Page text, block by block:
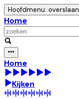
Hoofdmenu: overslaan
Home
Home
Kijken